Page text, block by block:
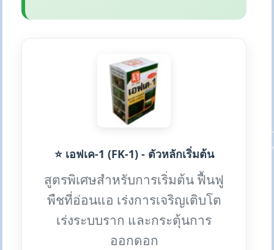
⭐ เอฟเค-1 (FK-1) - ตัวหลักเริ่มต้น
สูตรพิเศษสำหรับการเริ่มต้น ฟื้นฟู
พืชที่อ่อนแอ เร่งการเจริญเติบโต
เร่งระบบราก และกระตุ้นการ
ออกดอก